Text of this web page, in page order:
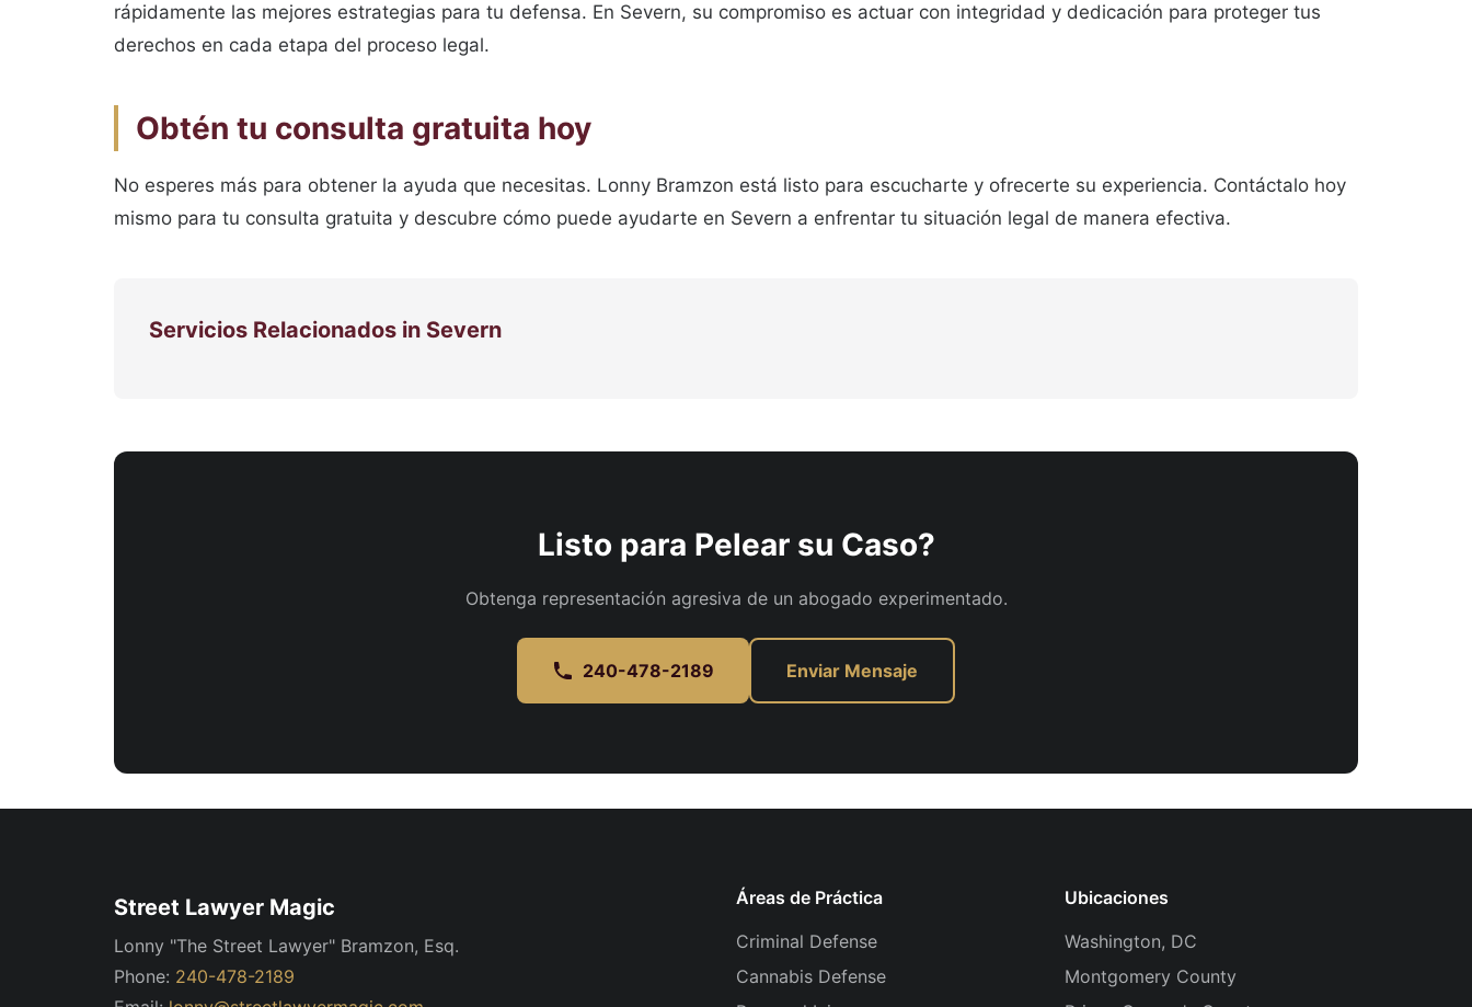
rápidamente las mejores estrategias para tu defensa. En Severn, su compromiso es actuar con integridad y dedicación para proteger tus
derechos en cada etapa del proceso legal.
Obtén tu consulta gratuita hoy
No esperes más para obtener la ayuda que necesitas. Lonny Bramzon está listo para escucharte y ofrecerte su experiencia. Contáctalo hoy
mismo para tu consulta gratuita y descubre cómo puede ayudarte en Severn a enfrentar tu situación legal de manera efectiva.
Servicios Relacionados in Severn
Listo para Pelear su Caso?
Obtenga representación agresiva de un abogado experimentado.
240-478-2189 Enviar Mensaje
Street Lawyer Magic
Lonny "The Street Lawyer" Bramzon, Esq.
Phone: 240-478-2189
Áreas de Práctica
Criminal Defense
Cannabis Defense
Ubicaciones
Washington, DC
Montgomery County